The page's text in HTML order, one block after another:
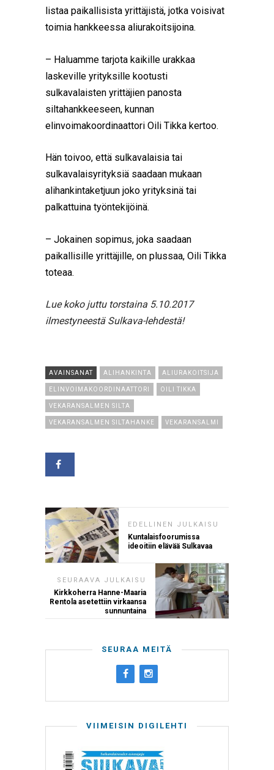
listaa paikallisista yrittäjistä, jotka voisivat
toimia hankkeessa aliurakoitsijoina.
– Haluamme tarjota kaikille urakkaa
laskeville yrityksille kootusti
sulkavalaisten yrittäjien panosta
siltahankkeeseen, kunnan
elinvoimakoordinaattori Oili Tikka kertoo.
Hän toivoo, että sulkavalaisia tai
sulkavalaisyrityksiä saadaan mukaan
alihankintaketjuun joko yrityksinä tai
palkattuina työntekijöinä.
– Jokainen sopimus, joka saadaan
paikallisille yrittäjille, on plussaa, Oili Tikka
toteaa.
Lue koko juttu torstaina 5.10.2017
ilmestyneestä Sulkava-lehdestä!
AVAINSANAT ALIHANKINTA ALIURAKOITSIJA
ELINVOIMAKOORDINAATTORI OILI TIKKA
VEKARANSALMEN SILTA
VEKARANSALMEN SILTAHANKE VEKARANSALMI
EDELLINEN JULKAISU
Kuntalaisfoorumissa
ideoitiin elävää Sulkavaa
SEURAAVA JULKAISU
Kirkkoherra Hanne-Maaria
Rentola asetettiin virkaansa
sunnuntaina
SEURAA MEITÄ
VIIMEISIN DIGILEHTI